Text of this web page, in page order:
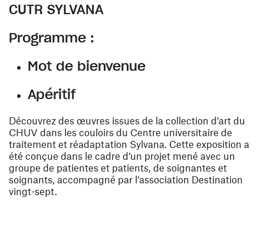
CUTR SYLVANA
Programme :
Mot de bienvenue
Apéritif
Découvrez des œuvres issues de la collection d’art du
CHUV dans les couloirs du Centre universitaire de
traitement et réadaptation Sylvana. Cette exposition a
été conçue dans le cadre d’un projet mené avec un
groupe de patientes et patients, de soignantes et
soignants, accompagné par l’association Destination
vingt-sept.